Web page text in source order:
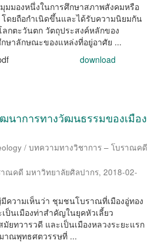
มมองหนึ่งในการศึกษาสภาพสังคมหรือ
ดยถือกำเนิดขึ้นและได้รับความนิยมกัน
กตะวันตก วัตถุประสงค์หลักของ
ษาลักษณะของแหล่งที่อยู่อาศัย ...
download
นาการทางวัฒนธรรมของเมือง
/ บทความทางวิชาการ – โบราณคดี
ณคดี มหาวิทยาลัยศิลปากร, 2018-02-
ความเห็นว่า ชุมชนโบราณที่เมืองอู่ทอง
ป็นเมืองท่าสำคัญในยุคหัวเลี้ยว
ยทวารวดี และเป็นเมืองหลวงระยะแรก
าณพุทธศตวรรษที่ ...